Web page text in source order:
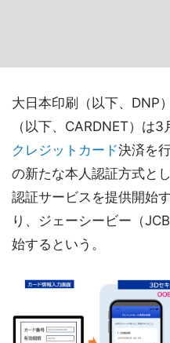
大日本印刷（以下、DNP
（以下、CARDNET）は
クレジットカード決済を
の新たな本人認証方式と
認証サービスを提供開始
り、ジェーシービー（
始するという。